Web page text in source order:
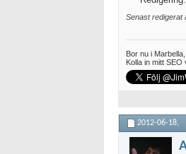
Senast redigerat
Bor nu i
Kolla in mitt SEO
2012-06-18,